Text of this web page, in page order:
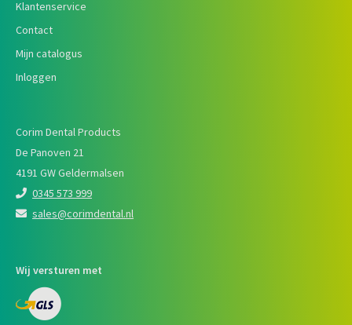
Klantenservice
Contact
Mijn catalogus
Inloggen
Corim Dental Products
De Panoven 21
4191 GW Geldermalsen
0345 573 999
sales@corimdental.nl
Wij versturen met